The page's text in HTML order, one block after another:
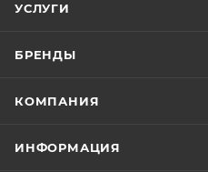
УСЛУГИ
БРЕНДЫ
КОМПАНИЯ
ИНФОРМАЦИЯ